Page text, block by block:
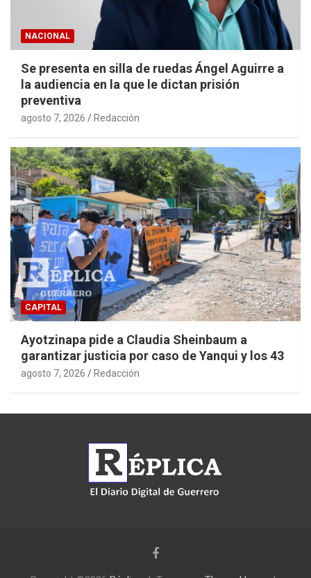
NACIONAL
Se presenta en silla de ruedas Ángel Aguirre a
la audiencia en la que le dictan prisión
preventiva
agosto 7, 2026 Redacción
CAPITAL
Ayotzinapa pide a Claudia Sheinbaum a
garantizar justicia por caso de Yanqui y los 43
agosto 7, 2026 Redacción